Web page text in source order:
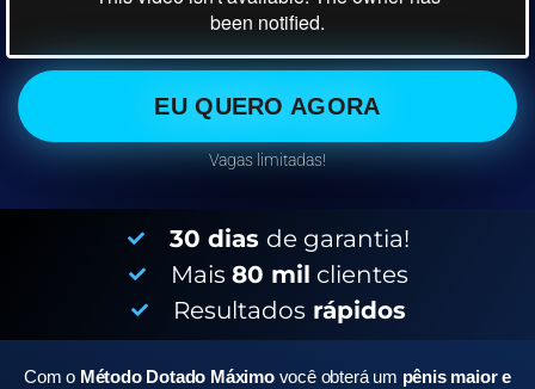
EU QUERO AGORA
Vagas limitadas!
30 dias de garantia!
Mais 80 mil clientes
Resultados rápidos
Com o Método Dotado Máximo você obterá um pênis maior e